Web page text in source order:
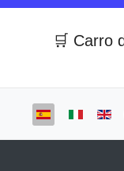
🛒 Carro
Seleccione su